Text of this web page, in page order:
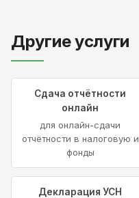
Другие услуги
Сдача отчётности
онлайн
для онлайн-сдачи
отчётности в налоговую и
фонды
Декларация УСН